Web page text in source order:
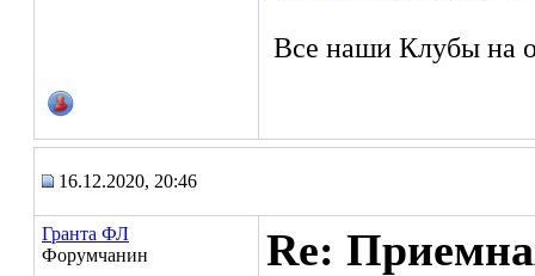
Все наши Клубы на
16.12.2020, 20:46
Гранта ФЛ
Форумчанин
Re: